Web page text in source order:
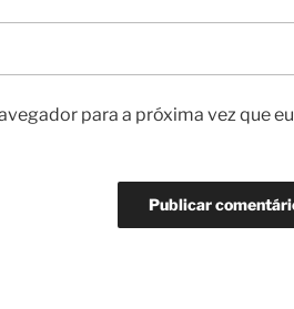
para a próxima vez que eu